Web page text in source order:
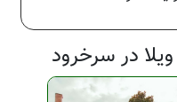
در سرخرود